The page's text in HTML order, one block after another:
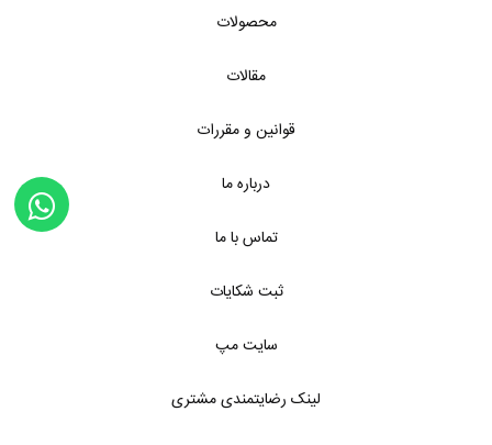
محصولات
مقالات
قوانین و مقررات
درباره ما
تماس با ما
ثبت شکایات
سایت مپ
لینک رضایتمندی مشتری